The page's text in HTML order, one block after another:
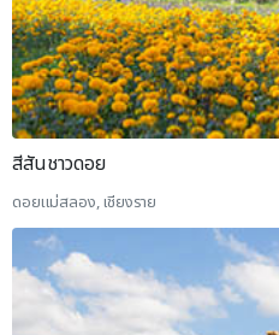
สีสันชาวดอย
ดอยแม่สลอง, เชียงราย